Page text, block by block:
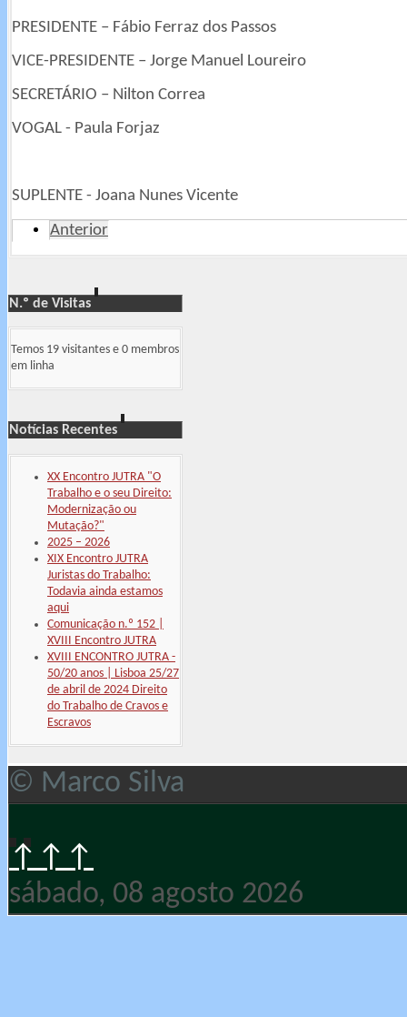
PRESIDENTE – Fábio Ferraz dos Passos
VICE-PRESIDENTE – Jorge Manuel Loureiro
SECRETÁRIO – Nilton Correa
VOGAL - Paula Forjaz
SUPLENTE - Joana Nunes Vicente
Anterior
N.º de Visitas
Temos 19 visitantes e 0 membros
em linha
Notícias Recentes
XX Encontro JUTRA "O
Trabalho e o seu Direito:
Modernização ou
Mutação?"
2025 – 2026
XIX Encontro JUTRA
Juristas do Trabalho:
Todavia ainda estamos
aqui
Comunicação n.º 152 |
XVIII Encontro JUTRA
XVIII ENCONTRO JUTRA -
50/20 anos | Lisboa 25/27
de abril de 2024 Direito
do Trabalho de Cravos e
Escravos
© Marco Silva
↑↑↑
sábado, 08 agosto 2026